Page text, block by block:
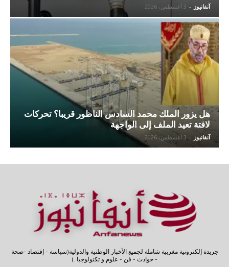
آنفانيوز - 3 أغسطس، 2026
هل يزور الملك محمد السادس الناظور قريبا؟ تحركات
لافتة تعيد الملف إلى الواجهة
آنفانيوز - 3 أغسطس، 2026
جريدة إلكترونية مغربية شاملة لجميع الأخبار الوطنية والدولية(سياسة - إقتصاد -صحة
- حوادث - فن - علوم و تكنولوجيا .)